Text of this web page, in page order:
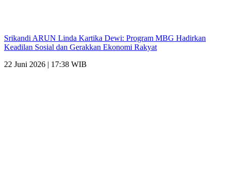
Srikandi ARUN Linda Kartika Dewi: Program MBG Hadirkan
Keadilan Sosial dan Gerakkan Ekonomi Rakyat
22 Juni 2026 | 17:38 WIB